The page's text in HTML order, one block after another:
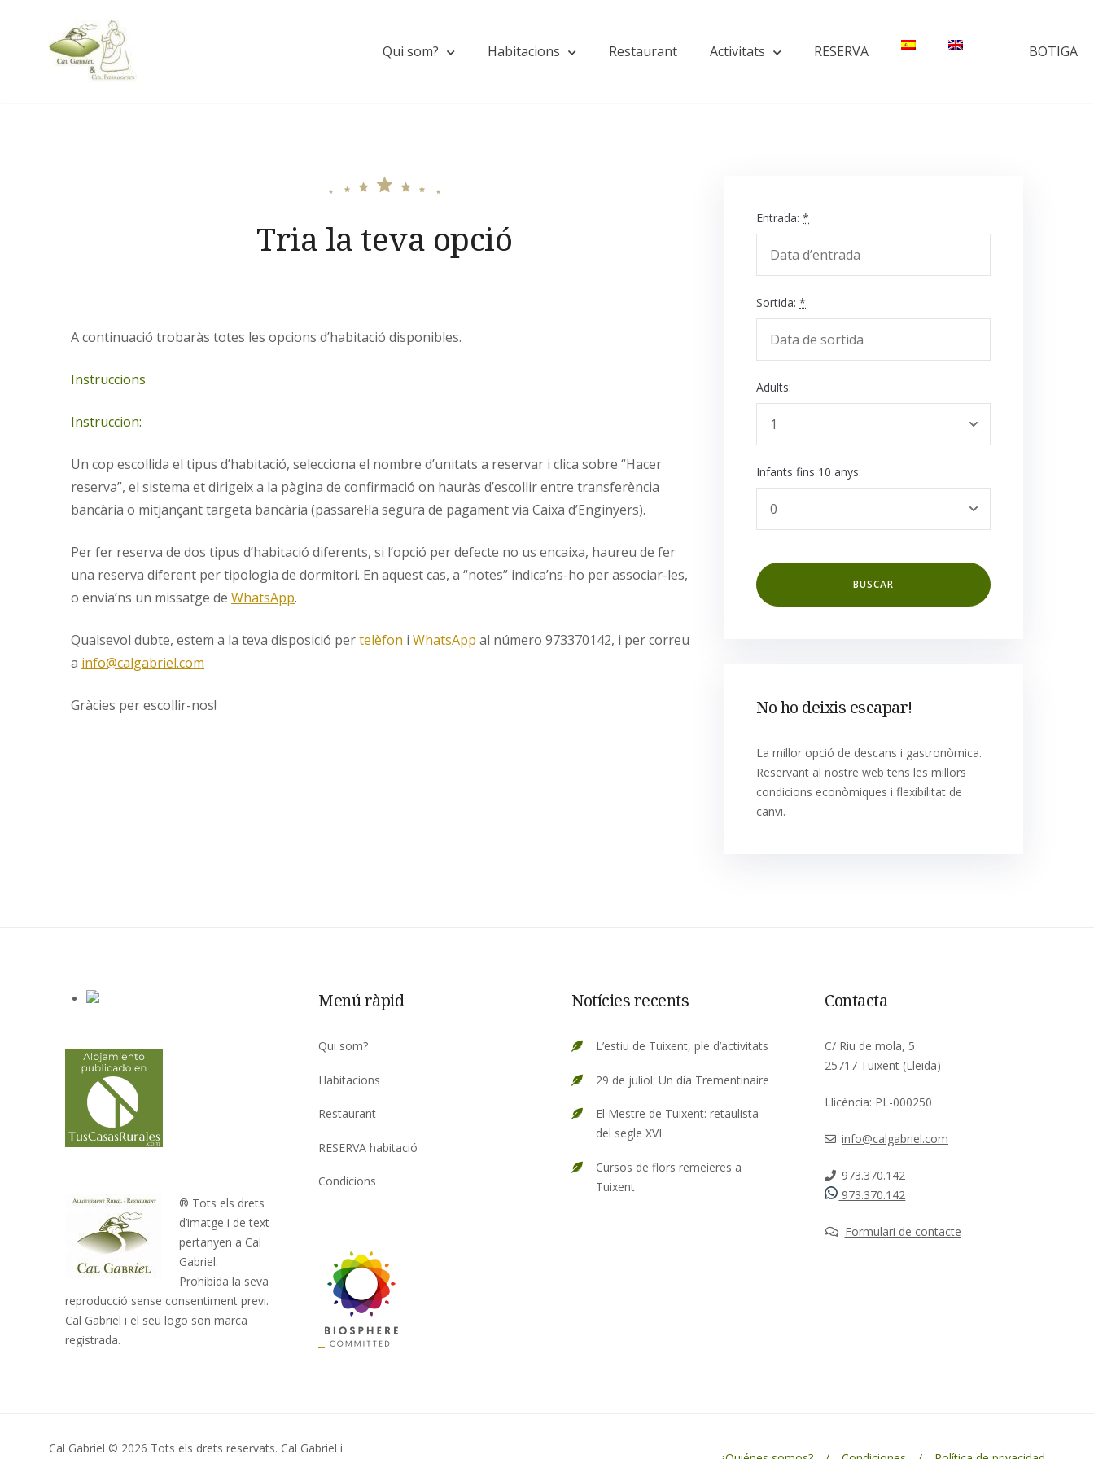
Qui som? Habitacions Restaurant Activitats RESERVA BOTIGA
Tria la teva opció
A continuació trobaràs totes les opcions d’habitació disponibles.
Instruccions
Instruccion:
Un cop escollida el tipus d’habitació, selecciona el nombre d’unitats a reservar i clica sobre “Hacer
reserva”, el sistema et dirigeix a la pàgina de confirmació on hauràs d’escollir entre transferència
bancària o mitjançant targeta bancària (passarel·la segura de pagament via Caixa d’Enginyers).
Per fer reserva de dos tipus d’habitació diferents, si l’opció per defecte no us encaixa, haureu de fer
una reserva diferent per tipologia de dormitori. En aquest cas, a “notes” indica’ns-ho per associar-les,
o envia’ns un missatge de WhatsApp.
Qualsevol dubte, estem a la teva disposició pertelèfon i WhatsApp al número 973370142, i per correu
a info@calgabriel.com
Gràcies per escollir-nos!
Entrada:*
Sortida:*
Adults:
Infants fins 10 anys:
No ho deixis escapar!
La millor opció de descans i gastronòmica.
Reservant al nostre web tens les millors
condicions econòmiques i flexibilitat de
canvi.
® Tots els drets
d’imatge i de text
pertanyen a Cal
Gabriel.
Prohibida la seva
reproducció sense consentiment previ.
Cal Gabriel i el seu logo son marca
registrada.
Menú ràpid
Qui som?
Habitacions
Restaurant
RESERVA habitació
Condicions
Notícies recents
L’estiu de Tuixent, ple d’activitats
29 de juliol: Un dia Trementinaire
El Mestre de Tuixent: retaulista
del segle XVI
Cursos de flors remeieres a
Tuixent
Contacta
C/ Riu de mola, 5
25717 Tuixent (Lleida)
Llicència: PL-000250
info@calgabriel.com
973.370.142
973.370.142
Formulari de contacte
Cal Gabriel © 2026 Tots els drets reservats. Cal Gabriel i